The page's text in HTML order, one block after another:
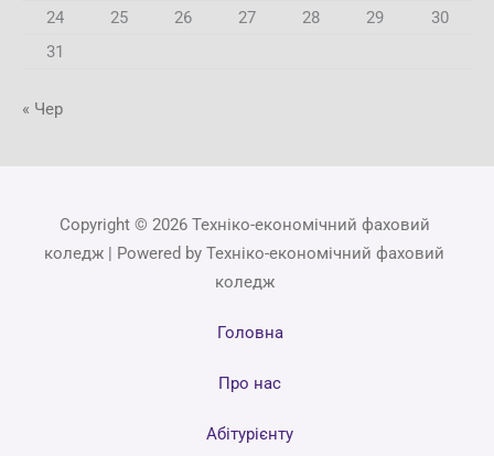
24
25 26 27 28 29
30
31
« Чер
Copyright © 2026 Техніко-економічний фаховий
коледж | Powered by Техніко-економічний фаховий
коледж
Головна
Про нас
Абітурієнту